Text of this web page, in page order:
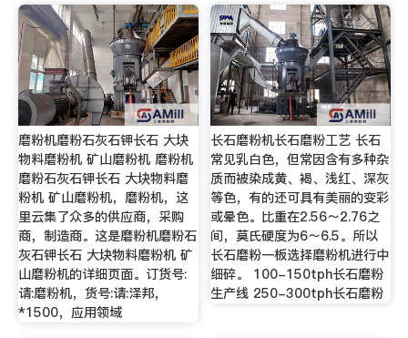
磨粉机磨粉石灰石钾长石 大块
物料磨粉机 矿山磨粉机 磨粉机
磨粉石灰石钾长石 大块物料磨
粉机 矿山磨粉机，磨粉机，这
里云集了众多的供应商，采购
商，制造商。这是磨粉机磨粉石
灰石钾长石 大块物料磨粉机 矿
山磨粉机的详细页面。订货号:
请:磨粉机，货号:请:泽邦，
*1500，应用领域
长石磨粉机长石磨粉工艺 长石
常见乳白色，但常因含有多种杂
质而被染成黄、褐、浅红、深灰
等色，有的还可具有美丽的变彩
或晕色。比重在2.56～2.76之
间，莫氏硬度为6～6.5。所以
长石磨粉一板选择磨粉机进行中
细碎。 100-150tph长石磨粉
生产线 250-300tph长石磨粉